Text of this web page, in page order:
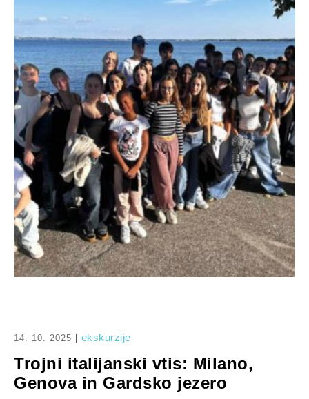
14. 10. 2025 | ekskurzije
Trojni italijanski vtis: Milano,
Genova in Gardsko jezero